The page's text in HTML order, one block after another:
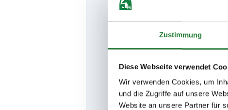
Zustimmung
Diese Webseite verwendet
Wir verwenden Cookies, um
und die Zugriffe auf unsere
Website an unsere Partner für
- Die unter
behördlicherseits
Hinweise stellt
- Es wird einen
unter
Die aktuellen
online.de zu